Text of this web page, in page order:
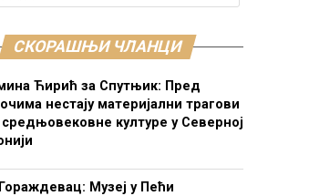
СКОРАШЊИ ЧЛАНЦИ
Ћирић за Спутњик: Пред
нестају материјални трагови
средњовековне културе у Северној
Музеј у Пећи